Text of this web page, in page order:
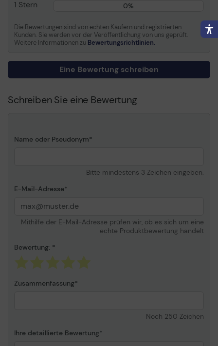
Informationen zur Kompatibilität
Entwickelt für
OKI C5600dn, 5600n,
1 Stern 0%
Die Bewertungen sind von echten Käufern und registrierten
Kunden. Sie werden vor der Veröffentlichung von uns geprüft.
Weitere Informationen zu Bewertungsrichtlinien.
Eine Bewertung schreiben
Schreiben Sie eine Bewertung
Name oder Pseudonym
Bitte mindestens 3 Zeichen eingeben.
E-Mail-Adresse
Mithilfe der E-Mail-Adresse prüfen wir, ob es sich um eine
echte Produktbewertung handelt
Bewertung:
Zusammenfassung
Noch 250 Zeichen
Ihre detaillierte Bewertung